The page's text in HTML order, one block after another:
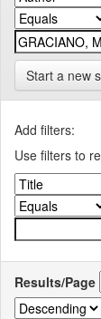
Start a new
Add filters:
Use filters to
Results/Page